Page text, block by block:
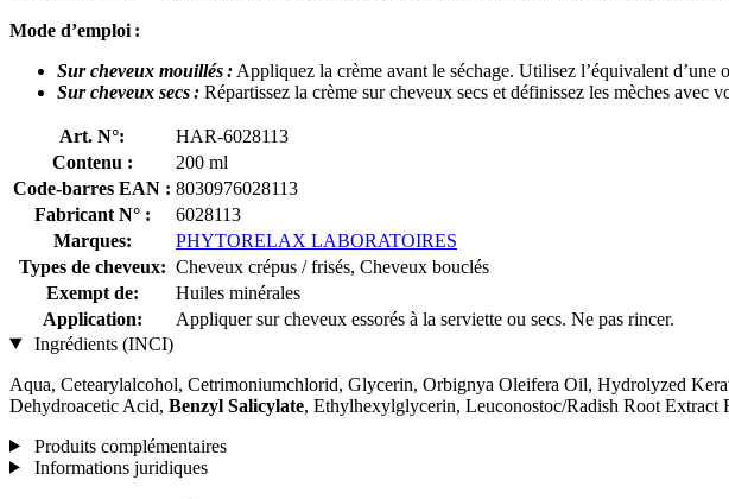
Mode d’emploi :
Sur cheveux mouillés : Appliquez la crème avant le séchage. Utilisez l’équivalent
Sur cheveux secs : Répartissez la crème sur cheveux secs et définissez les mèches avec
Art. N°:
HAR-6028113
Contenu :
200 ml
Code-barres EAN : 8030976028113
Fabricant N° :
6028113
Marques:
PHYTORELAX LABORATOIRES
Types de cheveux: Cheveux crépus / frisés, Cheveux bouclés
Exempt de:
Huiles minérales
Application:
Appliquer sur cheveux essorés à la serviette ou secs. Ne pas rincer.
Ingrédients (INCI)
Aqua, Cetearylalcohol, Cetrimoniumchlorid, Glycerin, Orbignya Oleifera Oil, Hydrolyzed
Dehydroacetic Acid, Benzyl Salicylate, Ethylhexylglycerin, Leuconostoc/Radish Root Extract
Produits complémentaires
Informations juridiques